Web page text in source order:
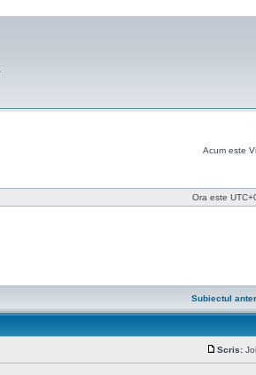
Acum este
Ora este
Subiectul
Scris: